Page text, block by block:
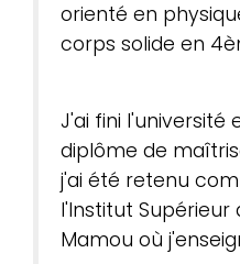
orienté en
corps solide en
J'ai fini l'université
diplôme de
j'ai été retenu
l'Institut Supérieur
Mamou où